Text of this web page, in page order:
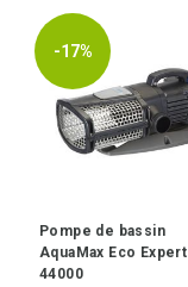
-17%
Pompe de bassin
AquaMax Eco Expert
44000